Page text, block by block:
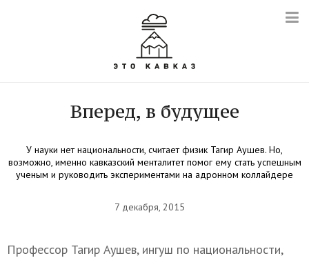
Вперед, в будущее
У науки нет национальности, считает физик Тагир Аушев. Но,
возможно, именно кавказский менталитет помог ему стать успешным
ученым и руководить экспериментами на адронном коллайдере
7 декабря, 2015
Профессор Тагир Аушев, ингуш по национальности,